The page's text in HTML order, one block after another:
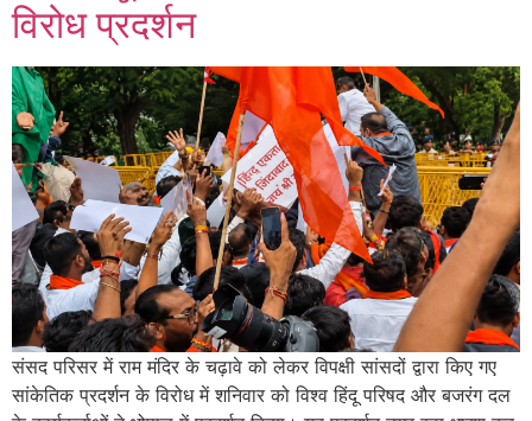
विरोध प्रदर्शन
संसद परिसर में राम मंदिर के चढ़ावे को लेकर विपक्षी सांसदों द्वारा किए गए
सांकेतिक प्रदर्शन के विरोध में शनिवार को विश्व हिंदू परिषद और बजरंग दल